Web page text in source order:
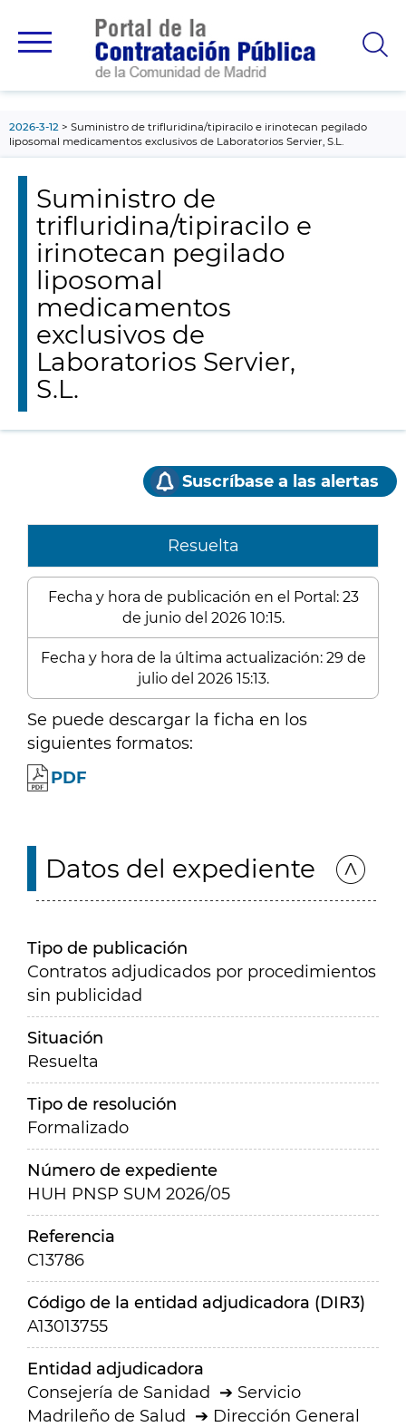
principal
2026-3-12
Suministro de trifluridina/tipiracilo e irinotecan pegilado
liposomal medicamentos exclusivos de Laboratorios Servier, S.L.
Suministro de
trifluridina/tipiracilo e
irinotecan pegilado
liposomal
medicamentos
exclusivos de
Laboratorios Servier,
S.L.
Suscríbase a las alertas
Resuelta
Fecha y hora de publicación en el Portal: 23
de junio del 2026 10:15.
Fecha y hora de la última actualización: 29 de
julio del 2026 15:13.
Se puede descargar la ficha en los
siguientes formatos:
PDF
Datos del expediente
Tipo de publicación
Contratos adjudicados por procedimientos
sin publicidad
Situación
Resuelta
Tipo de resolución
Formalizado
Número de expediente
HUH PNSP SUM 2026/05
Referencia
C13786
Código de la entidad adjudicadora (DIR3)
A13013755
Entidad adjudicadora
Consejería de Sanidad
Servicio
Madrileño de Salud
Dirección General